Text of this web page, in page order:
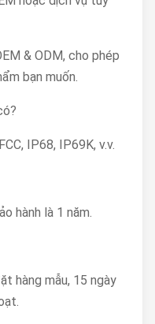
& ODM, cho phép
bạn muốn.
IP68, IP69K, v.v.
hành là 1 năm.
hàng mẫu, 15 ngày